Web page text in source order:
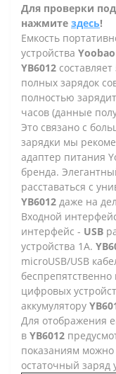
Для проверки
нажмите здесь!
Емкость
устройства
YB6012 составляет
полных зарядок
полностью
часов (данные
Это связано с
зарядки мы
адаптер питания
бренда.
расставаться с
YB6012 даже на
Входной
интерфейс - USB
устройства 1А.
microUSB/USB
цифровых
аккумулятору
Для отображения
в YB6012
показаниям
остаточный заряд